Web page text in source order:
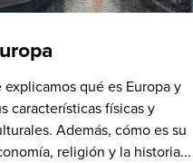
explicamos qué es Europa y
características físicas y
Además, cómo es su
religión y la historia...